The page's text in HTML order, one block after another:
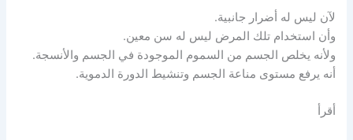
لآن ليس له أضرار جانبية.
وأن استخدام تلك المرض ليس له سن معين.
ولأنه يخلص الجسم من السموم الموجودة في الجسم والأنسجة.
أنه يرفع مستوى مناعة الجسم وتنشيط الدورة الدموية.
أقرأ